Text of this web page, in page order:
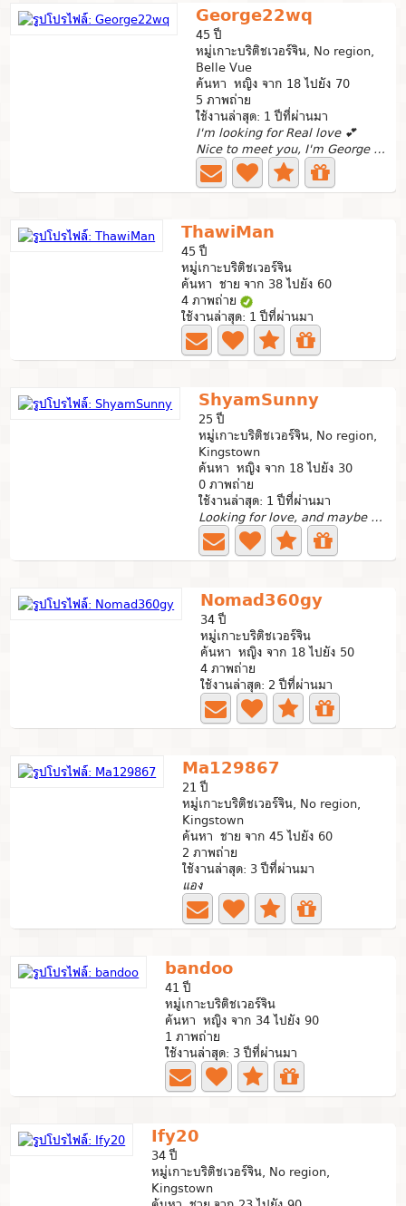
George22wq
45 ปี
หมู่เกาะบริติชเวอร์จิน, No region,
Belle Vue
ค้นหา หญิง จาก 18 ไปยัง 70
5 ภาพถ่าย
ใช้งานล่าสุด: 1 ปีที่ผ่านมา
I'm looking for Real love 💕
Nice to meet you, I'm George from London I'm looking...
ThawiMan
45 ปี
หมู่เกาะบริติชเวอร์จิน
ค้นหา ชาย จาก 38 ไปยัง 60
4 ภาพถ่าย
ใช้งานล่าสุด: 1 ปีที่ผ่านมา
ShyamSunny
25 ปี
หมู่เกาะบริติชเวอร์จิน, No region,
Kingstown
ค้นหา หญิง จาก 18 ไปยัง 30
0 ภาพถ่าย
ใช้งานล่าสุด: 1 ปีที่ผ่านมา
Looking for love, and maybe some new friends to talk
Nomad360gy
34 ปี
หมู่เกาะบริติชเวอร์จิน
ค้นหา หญิง จาก 18 ไปยัง 50
4 ภาพถ่าย
ใช้งานล่าสุด: 2 ปีที่ผ่านมา
Ma129867
21 ปี
หมู่เกาะบริติชเวอร์จิน, No region,
Kingstown
ค้นหา ชาย จาก 45 ไปยัง 60
2 ภาพถ่าย
ใช้งานล่าสุด: 3 ปีที่ผ่านมา
แอง
bandoo
41 ปี
หมู่เกาะบริติชเวอร์จิน
ค้นหา หญิง จาก 34 ไปยัง 90
1 ภาพถ่าย
ใช้งานล่าสุด: 3 ปีที่ผ่านมา
Ify20
34 ปี
หมู่เกาะบริติชเวอร์จิน, No region,
Kingstown